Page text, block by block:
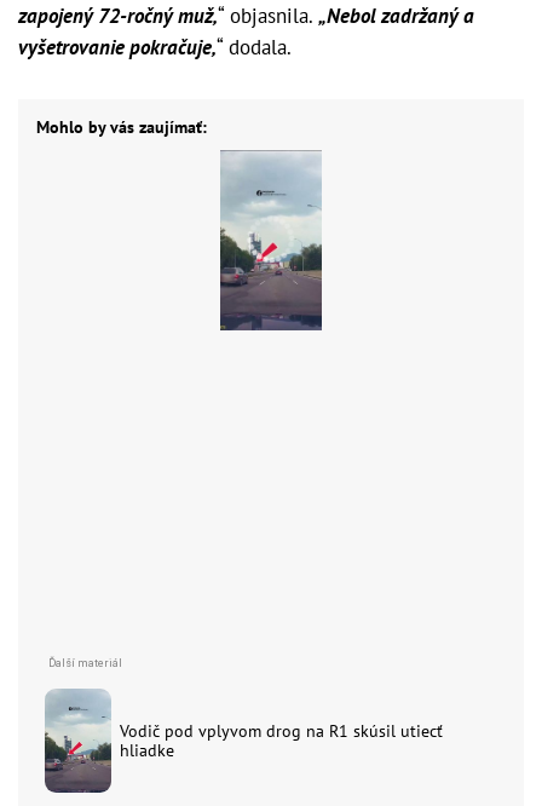
zapojený 72-ročný muž,“ objasnila. „Nebol zadržaný a
vyšetrovanie pokračuje,“ dodala.
Mohlo by vás zaujímať:
Vodič pod vplyvom drog na R1 skúsil utiecť
hliadke